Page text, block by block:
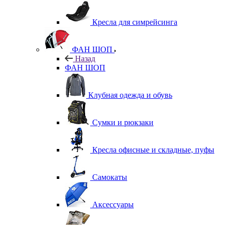
Кресла для симрейсинга
ФАН ШОП
Назад
ФАН ШОП
Клубная одежда и обувь
Сумки и рюкзаки
Кресла офисные и складные, пуфы
Самокаты
Аксессуары